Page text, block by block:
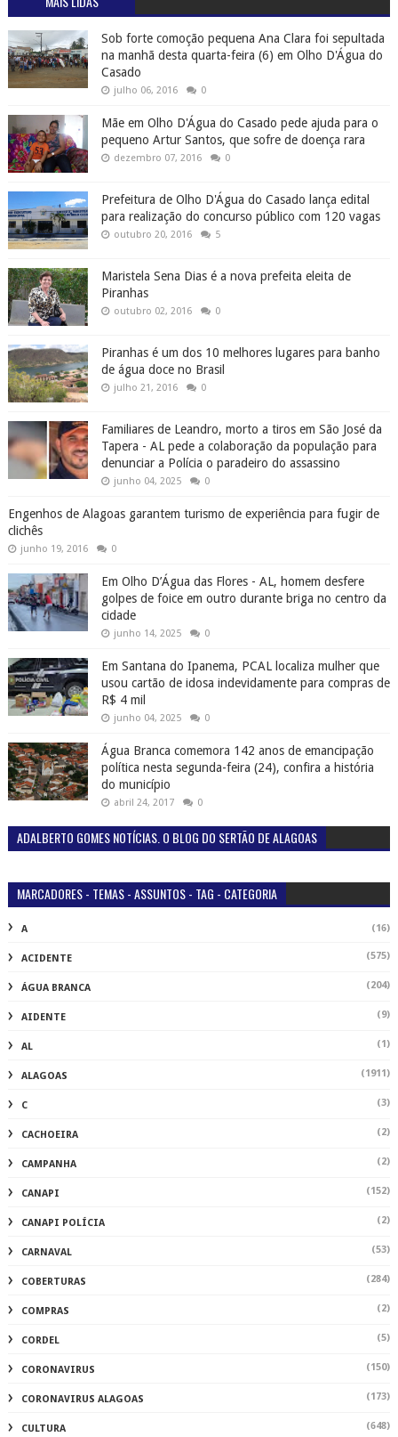
Sob forte comoção pequena Ana Clara foi sepultada
na manhã desta quarta-feira (6) em Olho D'Água do
Casado
julho 06, 2016 0
Mãe em Olho D'Água do Casado pede ajuda para o
pequeno Artur Santos, que sofre de doença rara
dezembro 07, 2016 0
Prefeitura de Olho D'Água do Casado lança edital
para realização do concurso público com 120 vagas
outubro 20, 2016 5
Maristela Sena Dias é a nova prefeita eleita de
Piranhas
outubro 02, 2016 0
Piranhas é um dos 10 melhores lugares para banho
de água doce no Brasil
julho 21, 2016 0
Familiares de Leandro, morto a tiros em São José da
Tapera - AL pede a colaboração da população para
denunciar a Polícia o paradeiro do assassino
junho 04, 2025 0
Engenhos de Alagoas garantem turismo de experiência para fugir de
clichês
junho 19, 2016 0
Em Olho D’Água das Flores - AL, homem desfere
golpes de foice em outro durante briga no centro da
cidade
junho 14, 2025 0
Em Santana do Ipanema, PCAL localiza mulher que
usou cartão de idosa indevidamente para compras de
R$ 4 mil
junho 04, 2025 0
Água Branca comemora 142 anos de emancipação
política nesta segunda-feira (24), confira a história
do município
abril 24, 2017 0
ADALBERTO GOMES NOTÍCIAS. O BLOG DO SERTÃO DE ALAGOAS
MARCADORES - TEMAS - ASSUNTOS - TAG - CATEGORIA
A (16)
ACIDENTE (575)
ÁGUA BRANCA (204)
AIDENTE (9)
AL (1)
ALAGOAS (1911)
C (3)
CACHOEIRA (2)
CAMPANHA (2)
CANAPI (152)
CANAPI POLÍCIA (2)
CARNAVAL (53)
COBERTURAS (284)
COMPRAS (2)
CORDEL (5)
CORONAVIRUS (150)
CORONAVIRUS ALAGOAS (173)
CULTURA (648)